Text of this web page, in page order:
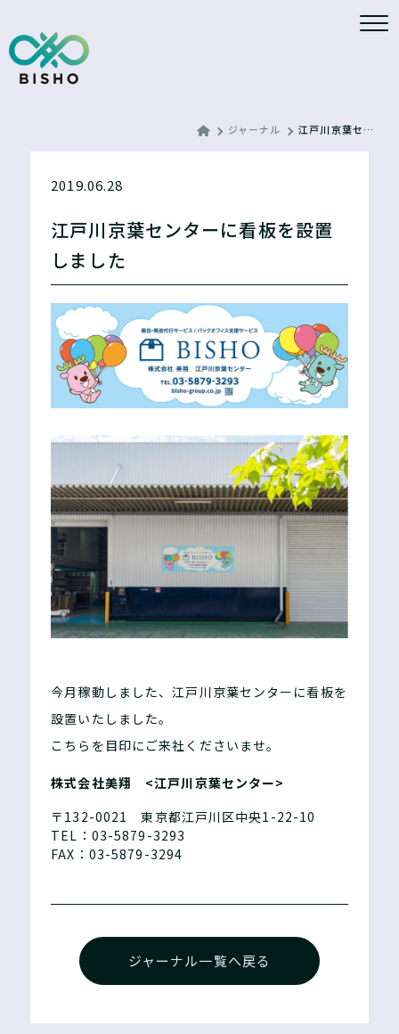
ジャーナル 江戸川京葉センターに看板を設置しました
2019.06.28
江戸川京葉センターに看板を設置
しました
今月稼動しました、江戸川京葉センターに看板を
設置いたしました。
こちらを目印にご来社くださいませ。
株式会社美翔 <江戸川京葉センター>
〒132-0021 東京都江戸川区中央1-22-10
TEL：03-5879-3293
FAX：03-5879-3294
ジャーナル一覧へ戻る